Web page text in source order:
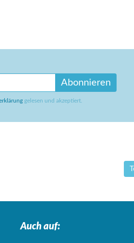
Abonnieren
gelesen und akzeptiert.
Auch auf: